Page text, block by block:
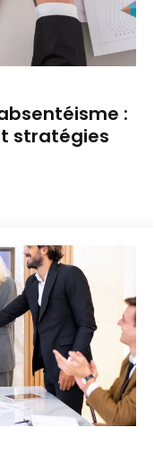
:
stratégies